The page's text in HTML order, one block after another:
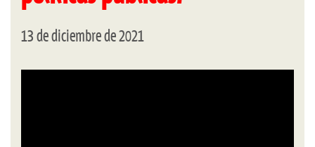
13 de diciembre de 2021